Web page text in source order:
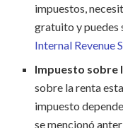
impuestos,
gratuito y puedes
Internal Revenue
Impuesto sobre
sobre la renta
impuesto
se mencionó